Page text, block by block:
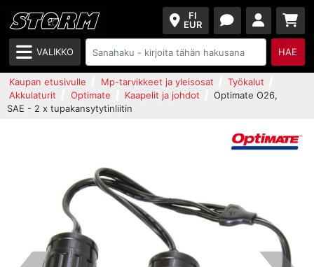
FI
EUR
VALIKKO HAE
Kaupan etusivulle Mp-tarvikkeet ja yleisosat
Työkalut
Akkulaturit
Optimate Kaapelit ja johdot
Optimate O26,
SAE - 2 x tupakansytytinliitin